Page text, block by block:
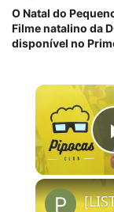
O Natal do
Filme natalino da
disponível no